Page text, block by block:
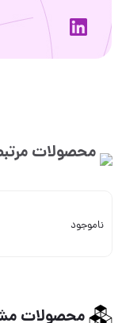
محصولات
ناموجود
محصولات